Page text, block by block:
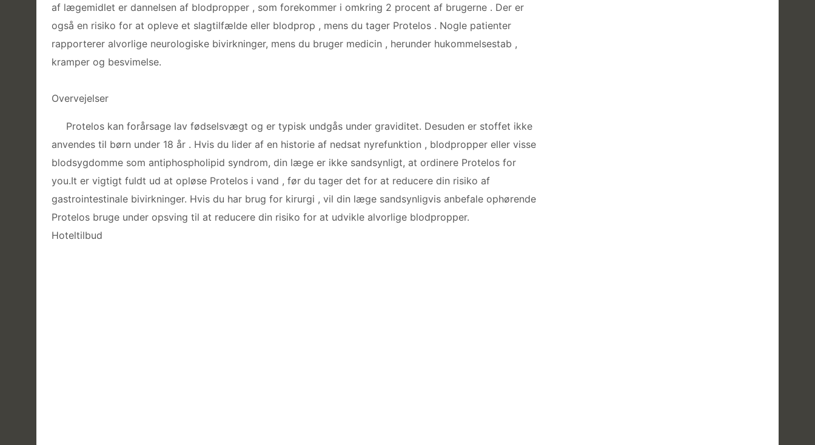
af lægemidlet er dannelsen af blodpropper , som forekommer i omkring 2 procent af brugerne . Der er
også en risiko for at opleve et slagtilfælde eller blodprop , mens du tager Protelos . Nogle patienter
rapporterer alvorlige neurologiske bivirkninger, mens du bruger medicin , herunder hukommelsestab ,
kramper og besvimelse.
Overvejelser
Protelos kan forårsage lav fødselsvægt og er typisk undgås under graviditet. Desuden er stoffet ikke
anvendes til børn under 18 år . Hvis du lider af en historie af nedsat nyrefunktion , blodpropper eller visse
blodsygdomme som antiphospholipid syndrom, din læge er ikke sandsynligt, at ordinere Protelos for
you.It er vigtigt fuldt ud at opløse Protelos i vand , før du tager det for at reducere din risiko af
gastrointestinale bivirkninger. Hvis du har brug for kirurgi , vil din læge sandsynligvis anbefale ophørende
Protelos bruge under opsving til at reducere din risiko for at udvikle alvorlige blodpropper.
Hoteltilbud